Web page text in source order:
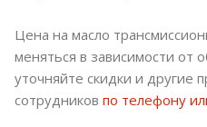
Цена на масло
меняться в зависимости от
уточняйте скидки и другие
сотрудников по телефону